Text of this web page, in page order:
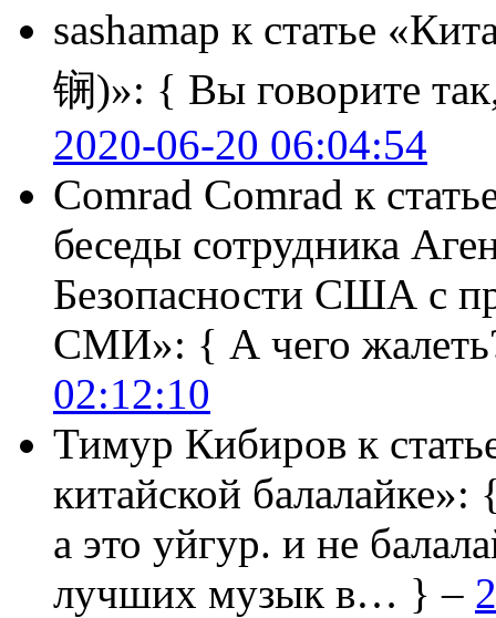
sashamap к статье
锎)»: { Вы говорите
2020-06-20 06:04:54
Comrad Comrad к
беседы сотрудника
Безопасности США с
СМИ»: { А чего
02:12:10
Тимур Кибиров к
китайской балалайке»:
а это уйгур. и не
лучших музык в… } –